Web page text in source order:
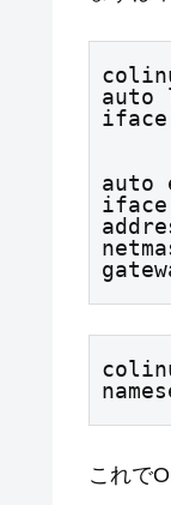
auto
auto
これで